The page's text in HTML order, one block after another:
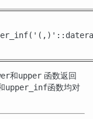
和upper 函数返回
upper_inf函数均对